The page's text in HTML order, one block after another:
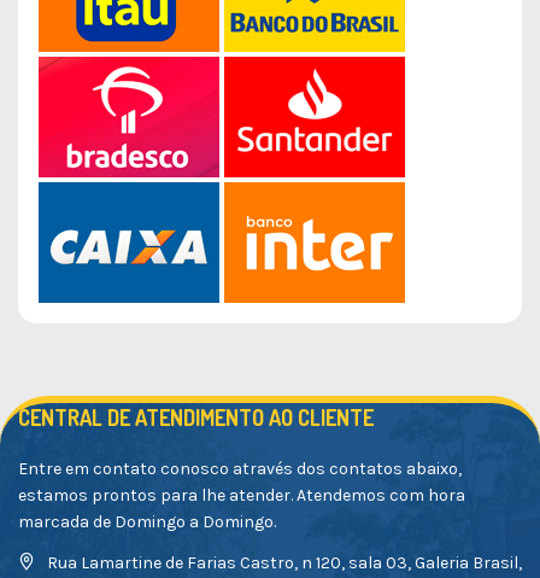
CENTRAL DE ATENDIMENTO AO CLIENTE
Entre em contato conosco através dos contatos abaixo,
estamos prontos para lhe atender. Atendemos com hora
marcada de Domingo a Domingo.
Rua Lamartine de Farias Castro, n 120, sala 03, Galeria Brasil,